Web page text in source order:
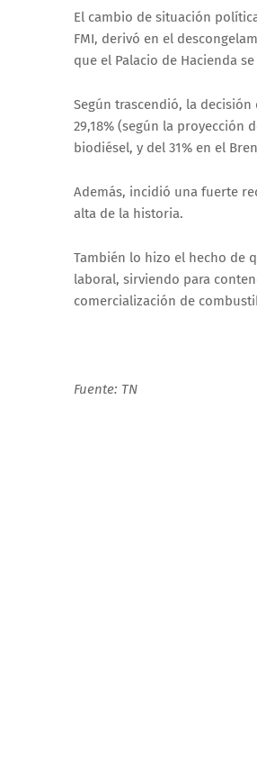
El cambio de situación
FMI, derivó en el
que el Palacio de Hacienda
Según trascendió, la decisión
29,18% (según la proyección
biodiésel, y del 31% en el
Además, incidió una fuerte
alta de la historia.
También lo hizo el hecho de
laboral, sirviendo para
comercialización de
Fuente: TN